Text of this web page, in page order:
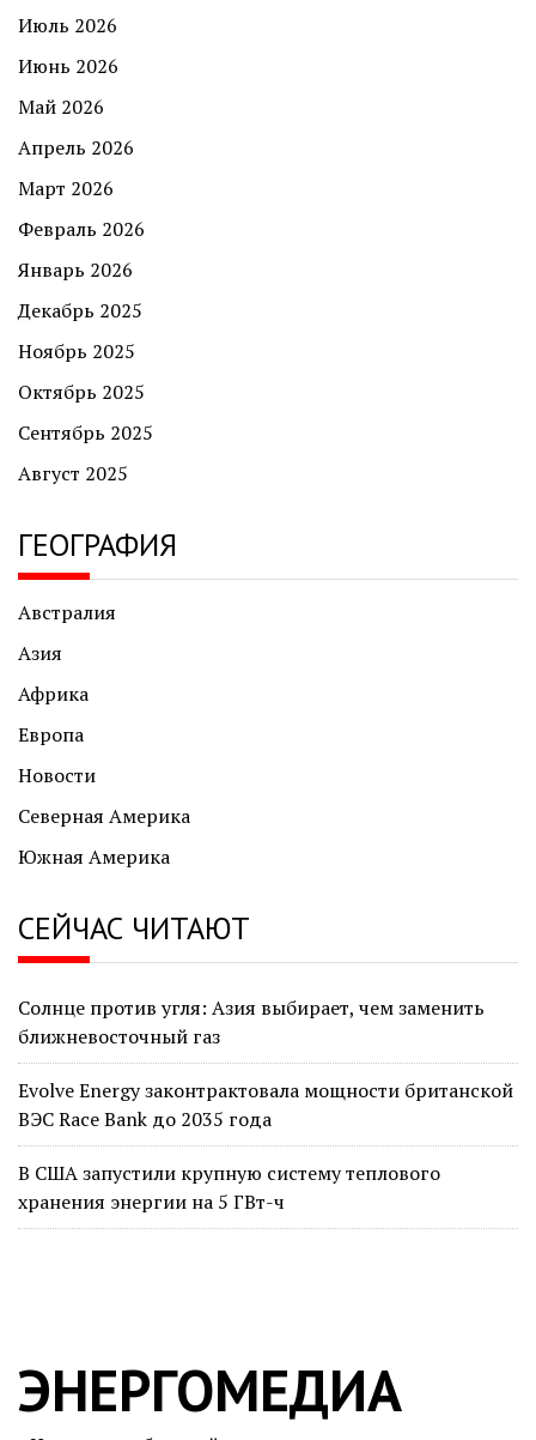
Июль 2026
Июнь 2026
Май 2026
Апрель 2026
Март 2026
Февраль 2026
Январь 2026
Декабрь 2025
Ноябрь 2025
Октябрь 2025
Сентябрь 2025
Август 2025
ГЕОГРАФИЯ
Австралия
Азия
Африка
Европа
Новости
Северная Америка
Южная Америка
СЕЙЧАС ЧИТАЮТ
Солнце против угля: Азия выбирает, чем заменить
ближневосточный газ
Evolve Energy законтрактовала мощности британской
ВЭС Race Bank до 2035 года
В США запустили крупную систему теплового
хранения энергии на 5 ГВт-ч
ЭНЕРГОМЕДИА